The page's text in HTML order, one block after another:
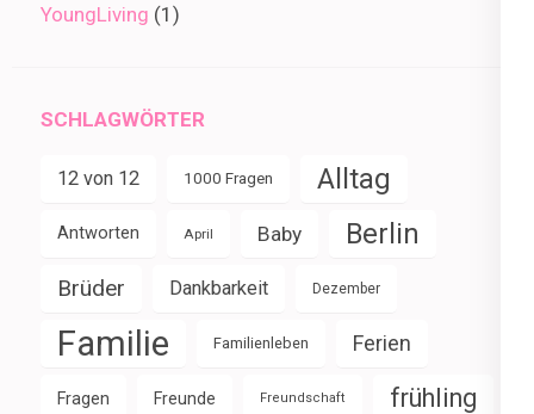
YoungLiving (1)
SCHLAGWÖRTER
12 von 12 1000 Fragen Alltag
Antworten April Baby Berlin
Brüder Dankbarkeit Dezember
Familie Familienleben Ferien
Fragen Freunde Freundschaft frühling